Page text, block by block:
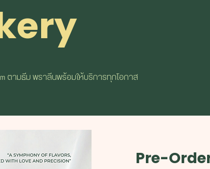
ตามธีม พราลีนพร้อมให้บริการทุกโอกาส​
Pre-